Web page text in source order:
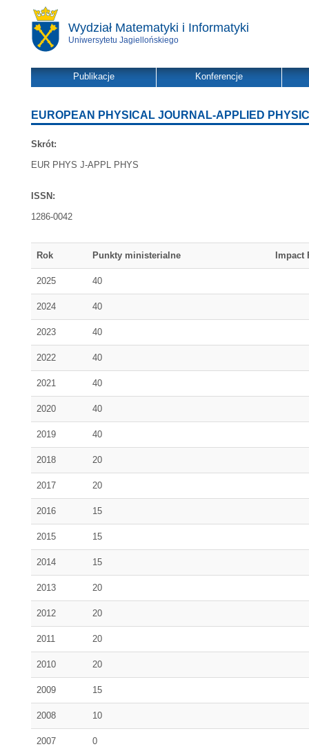
Wydział Matematyki i Informatyki
Uniwersytetu Jagiellońskiego
Publikacje Konferencje
EUROPEAN PHYSICAL JOURNAL-APPLIED
Skrót:
EUR PHYS J-APPL PHYS
ISSN:
1286-0042
Rok Punkty ministerialne Impact
2025 40
2024 40
2023 40
2022 40
2021 40
2020 40
2019 40
2018 20
2017 20
2016 15
2015 15
2014 15
2013 20
2012 20
2011 20
2010 20
2009 15
2008 10
2007 0